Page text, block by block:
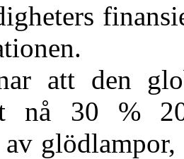
att den
nå 30 %